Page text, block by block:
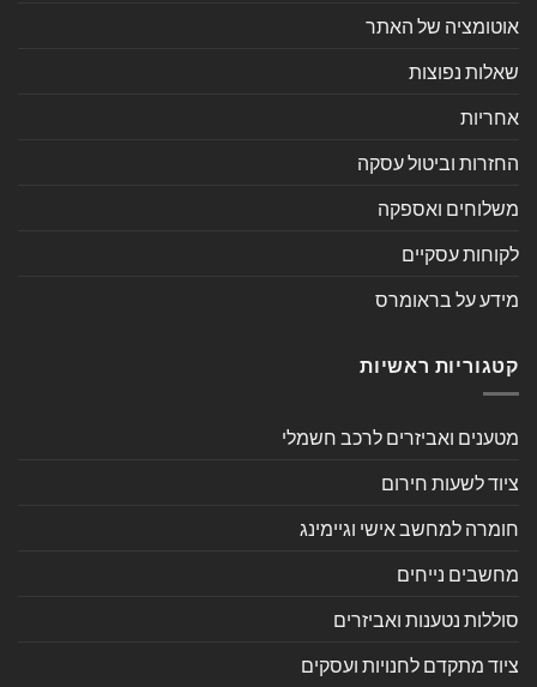
אוטומציה של האתר
שאלות נפוצות
אחריות
החזרות וביטול עסקה
משלוחים ואספקה
לקוחות עסקיים
מידע על בראומרס
קטגוריות ראשיות
מטענים ואביזרים לרכב חשמלי
ציוד לשעות חירום
חומרה למחשב אישי וגיימינג
מחשבים נייחים
סוללות נטענות ואביזרים
ציוד מתקדם לחנויות ועסקים